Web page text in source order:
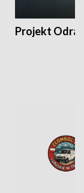
Projekt Odra